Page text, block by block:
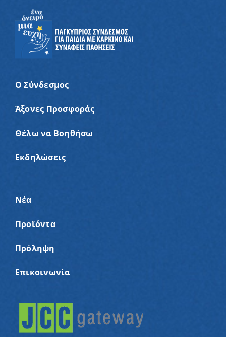
Ο Σύνδεσμος
Άξονες Προσφοράς
Θέλω να Βοηθήσω
Εκδηλώσεις
Νέα
Προϊόντα
Πρόληψη
Επικοινωνία